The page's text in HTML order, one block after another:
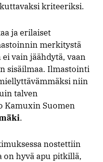
kriteeriksi.
ja erilaiset
merkitystä
vain jäähdytä, vaan
sisäilmaa. Ilmastointi
niin
talven
Kamuxin Suomen
.
nostettiin
on hyvä apu pitkillä,